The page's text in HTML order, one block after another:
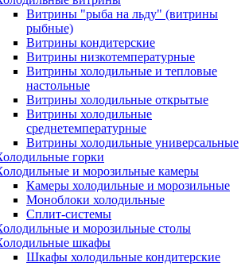
Витрины "рыба на льду" (витрины
рыбные)
Витрины кондитерские
Витрины низкотемпературные
Витрины холодильные и тепловые
настольные
Витрины холодильные открытые
Витрины холодильные
среднетемпературные
Витрины холодильные универсальные
горки
и морозильные камеры
Камеры холодильные и морозильные
Моноблоки холодильные
Сплит-системы
и морозильные столы
шкафы
Шкафы холодильные кондитерские